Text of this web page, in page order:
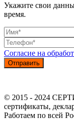
Укажите свои
время.
Согласие на
Отправить
© 2015 - 2024
сертификаты,
Работаем по всей